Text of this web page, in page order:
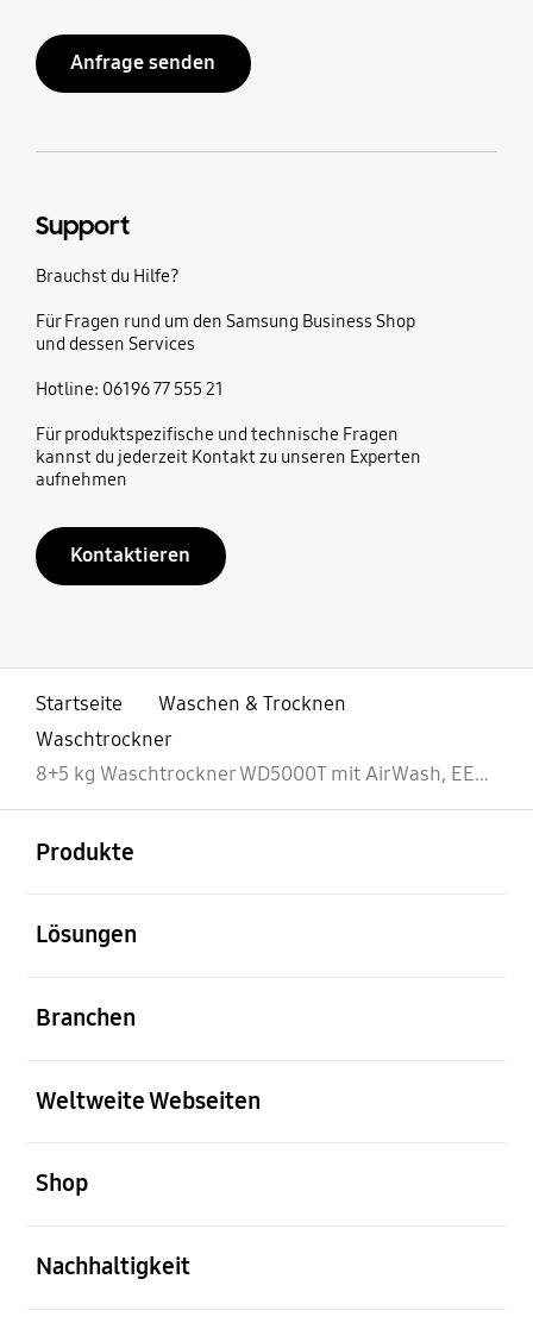
Anfrage senden
Support
Brauchst du Hilfe?
Für Fragen rund um den Samsung Business Shop
und dessen Services
Hotline: 06196 77 555 21
Für produktspezifische und technische Fragen
kannst du jederzeit Kontakt zu unseren Experten
aufnehmen
Kontaktieren
Startseite
Waschen & Trocknen
Waschtrockner
8+5 kg Waschtrockner WD5000T mit AirWash, EEK: E/C
Produkte
Lösungen
Branchen
Weltweite Webseiten
Shop
Nachhaltigkeit